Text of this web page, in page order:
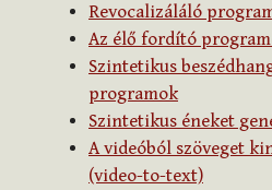
Revocalizáláló
Az élő fordító
Szintetikus
programok
Szintetikus éneket
A videóból szöveget
(video-to-text)